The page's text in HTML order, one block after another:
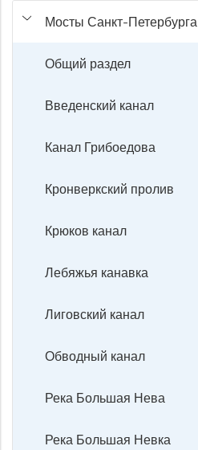
Мосты Санкт-Петербурга
Общий раздел
Введенский канал
Канал Грибоедова
Кронверкский пролив
Крюков канал
Лебяжья канавка
Лиговский канал
Обводный канал
Река Большая Нева
Река Большая Невка